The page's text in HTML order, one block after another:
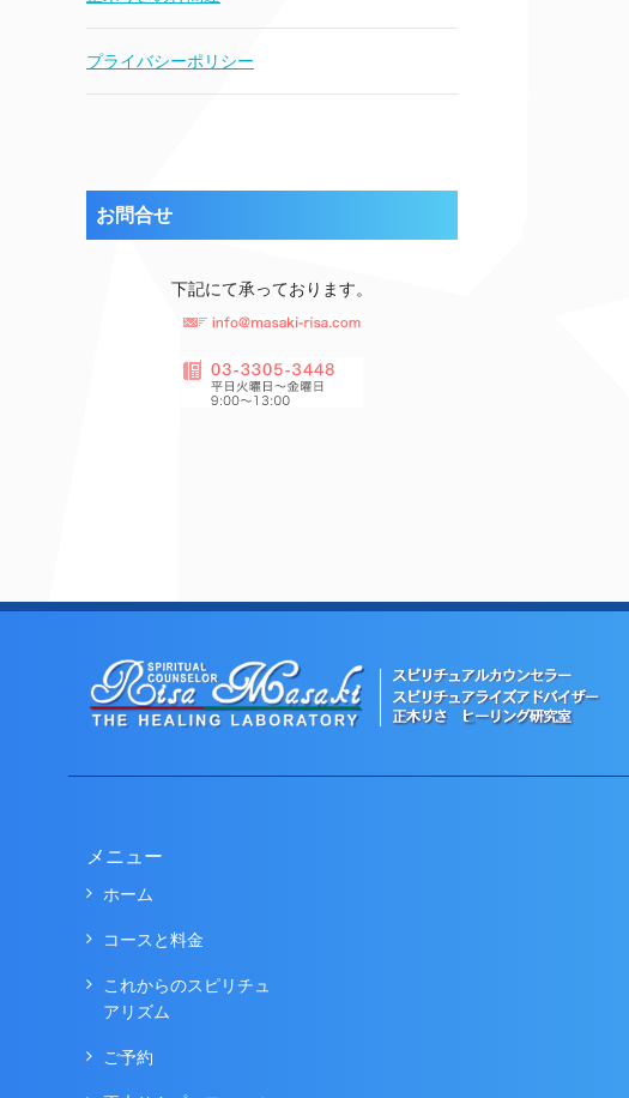
プライバシーポリシー
お問合せ
下記にて承っております。
メニュー
ホーム
コースと料金
これからのスピリチュ
アリズム
ご予約